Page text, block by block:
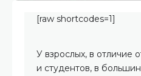
[raw shortcodes=1]
У взрослых, в отличие
и студентов, в